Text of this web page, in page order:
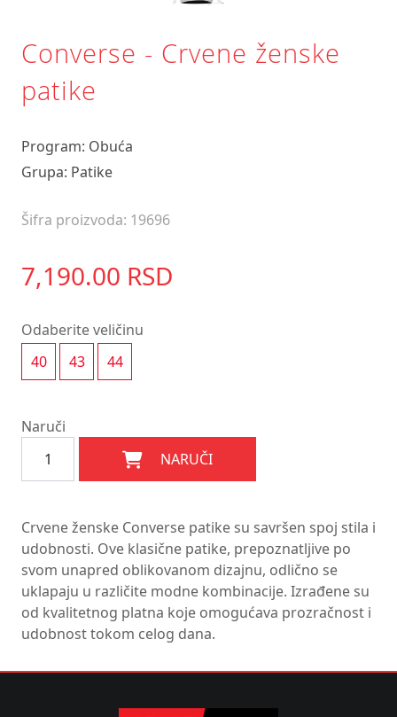
Converse - Crvene ženske
patike
Program: Obuća
Grupa: Patike
Šifra proizvoda: 19696
7,190.00 RSD
Odaberite veličinu
40
43 44
Naruči
NARUČI
Crvene ženske Converse patike su savršen spoj stila i
udobnosti. Ove klasične patike, prepoznatljive po
svom unapred oblikovanom dizajnu, odlično se
uklapaju u različite modne kombinacije. Izrađene su
od kvalitetnog platna koje omogućava prozračnost i
udobnost tokom celog dana.